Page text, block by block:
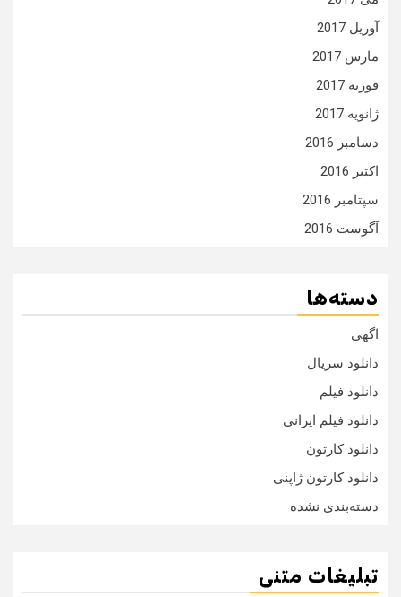
آوریل 2017
مارس 2017
فوریه 2017
ژانویه 2017
دسامبر 2016
اکتبر 2016
سپتامبر 2016
آگوست 2016
دسته‌ها
اگهی
دانلود سریال
دانلود فیلم
دانلود فیلم ایرانی
دانلود کارتون
دانلود کارتون ژاپنی
دسته‌بندی نشده
تبلیغات متنی